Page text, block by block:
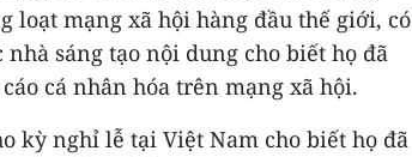
loạt mạng xã hội hàng đầu thế giới, có
sáng tạo nội dung cho biết họ đã
cá nhân hóa trên mạng xã hội.
kỳ nghỉ lễ tại Việt Nam cho biết họ đã